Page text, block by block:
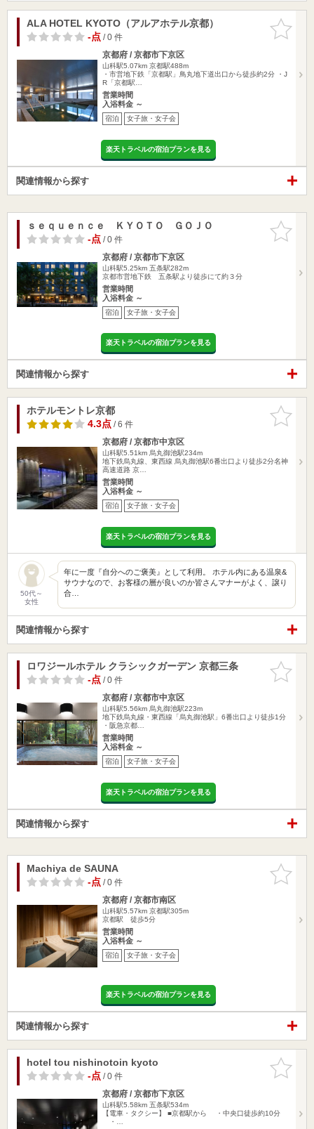
お気に入
りに追加
ALA HOTEL KYOTO（アルアホテル京都）
-点/ 0 件
京都府 / 京都市下京区
山科駅5.07km 京都駅488m
・市営地下鉄「京都駅」鳥丸地下道出口から徒歩約2分 ・J
R「京都駅…
営業時間
入浴料金 ～
宿泊 女子旅・女子会
楽天トラベルの宿泊プランを見る
関連情報から探す
お気に入
りに追加
ｓｅｑｕｅｎｃｅ ＫＹＯＴＯ ＧＯＪＯ
-点/ 0 件
京都府 / 京都市下京区
山科駅5.25km 五条駅282m
京都市営地下鉄 五条駅より徒歩にて約３分
営業時間
入浴料金 ～
宿泊 女子旅・女子会
楽天トラベルの宿泊プランを見る
関連情報から探す
お気に入
りに追加
ホテルモントレ京都
4.3点/ 6 件
京都府 / 京都市中京区
山科駅5.51km 烏丸御池駅234m
地下鉄烏丸線、東西線 烏丸御池駅6番出口より徒歩2分名神
高速道路 京…
営業時間
入浴料金 ～
宿泊 女子旅・女子会
楽天トラベルの宿泊プランを見る
50代～
女性
年に一度『自分へのご褒美』として利用。 ホテル内にある温泉&
サウナなので、お客様の層が良いのか皆さんマナーがよく、譲り
合…
関連情報から探す
お気に入
りに追加
ロワジールホテル クラシックガーデン 京都三条
-点/ 0 件
京都府 / 京都市中京区
山科駅5.56km 烏丸御池駅223m
地下鉄烏丸線・東西線「烏丸御池駅」6番出口より徒歩1分
・阪急京都…
営業時間
入浴料金 ～
宿泊 女子旅・女子会
楽天トラベルの宿泊プランを見る
関連情報から探す
お気に入
りに追加
Machiya de SAUNA
-点/ 0 件
京都府 / 京都市南区
山科駅5.57km 京都駅305m
京都駅 徒歩5分
営業時間
入浴料金 ～
宿泊 女子旅・女子会
楽天トラベルの宿泊プランを見る
関連情報から探す
お気に入
りに追加
hotel tou nishinotoin kyoto
-点/ 0 件
京都府 / 京都市下京区
山科駅5.58km 五条駅534m
【電車・タクシー】 ■京都駅から ・中央口徒歩約10分
・…